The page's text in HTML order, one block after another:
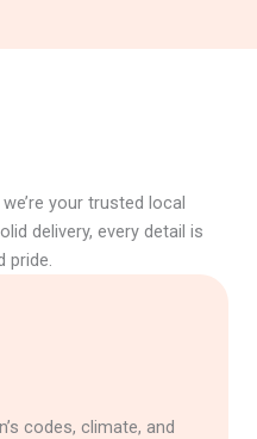
codes, climate, and
your trusted local
delivery, every detail is
pride.